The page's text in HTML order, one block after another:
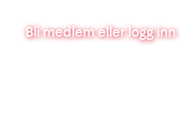
Bli medlem eller logg inn